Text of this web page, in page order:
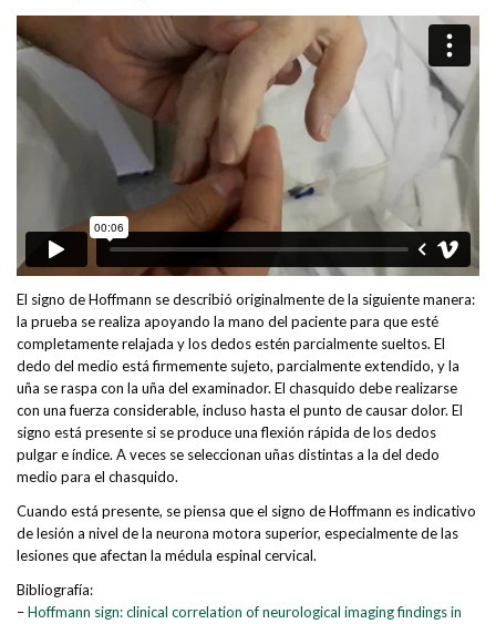
El signo de Hoffmann se describió originalmente de la siguiente manera:
la prueba se realiza apoyando la mano del paciente para que esté
completamente relajada y los dedos estén parcialmente sueltos. El
dedo del medio está firmemente sujeto, parcialmente extendido, y la
uña se raspa con la uña del examinador. El chasquido debe realizarse
con una fuerza considerable, incluso hasta el punto de causar dolor. El
signo está presente si se produce una flexión rápida de los dedos
pulgar e índice. A veces se seleccionan uñas distintas a la del dedo
medio para el chasquido.
Cuando está presente, se piensa que el signo de Hoffmann es indicativo
de lesión a nivel de la neurona motora superior, especialmente de las
lesiones que afectan la médula espinal cervical.
Bibliografía:
–Hoffmann sign: clinical correlation of neurological imaging findings in